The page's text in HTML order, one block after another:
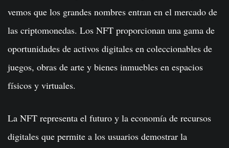
vemos que los grandes nombres entran en el mercado de
las criptomonedas. Los NFT proporcionan una gama de
oportunidades de activos digitales en coleccionables de
juegos, obras de arte y bienes inmuebles en espacios
físicos y virtuales.
La NFT representa el futuro y la economía de recursos
digitales que permite a los usuarios demostrar la